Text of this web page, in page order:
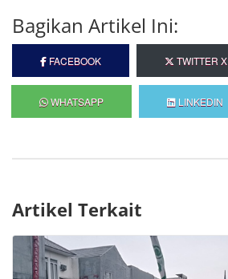
Bagikan Artikel Ini:
FACEBOOK TWITTER X
WHATSAPP LINKEDIN
Artikel Terkait